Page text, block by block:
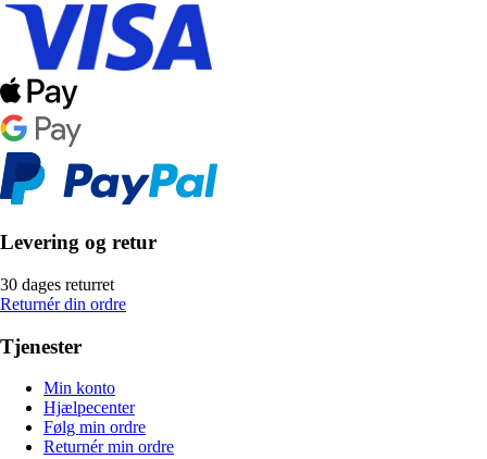
Levering og retur
30 dages returret
Returnér din ordre
Tjenester
Min konto
Hjælpecenter
Følg min ordre
Returnér min ordre